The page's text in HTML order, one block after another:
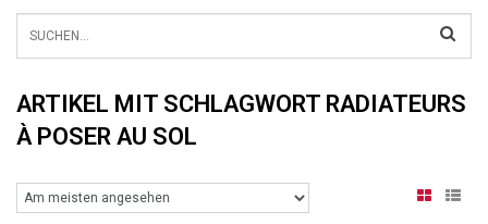
ARTIKEL MIT SCHLAGWORT RADIATEURS
À POSER AU SOL